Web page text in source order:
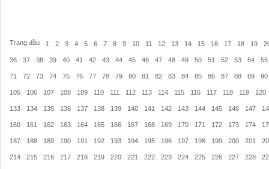
Trang đầu 1 2 3 4 5 6 7 8 9 10 11 12 13 14 15 16 17 18 19
36 37 38 39 40 41 42 43 44 45 46 47 48 49 50 51 52 53 54 55
71 72 73 74 75 76 77 78 79 80 81 82 83 84 85 86 87 88 89 90
105 106 107 108 109 110 111 112 113 114 115 116 117 118 119 120
133 134 135 136 137 138 139 140 141 142 143 144 145 146 147
160 161 162 163 164 165 166 167 168 169 170 171 172 173 174
187 188 189 190 191 192 193 194 195 196 197 198 199 200 201
214 215 216 217 218 219 220 221 222 223 224 225 226 227 228